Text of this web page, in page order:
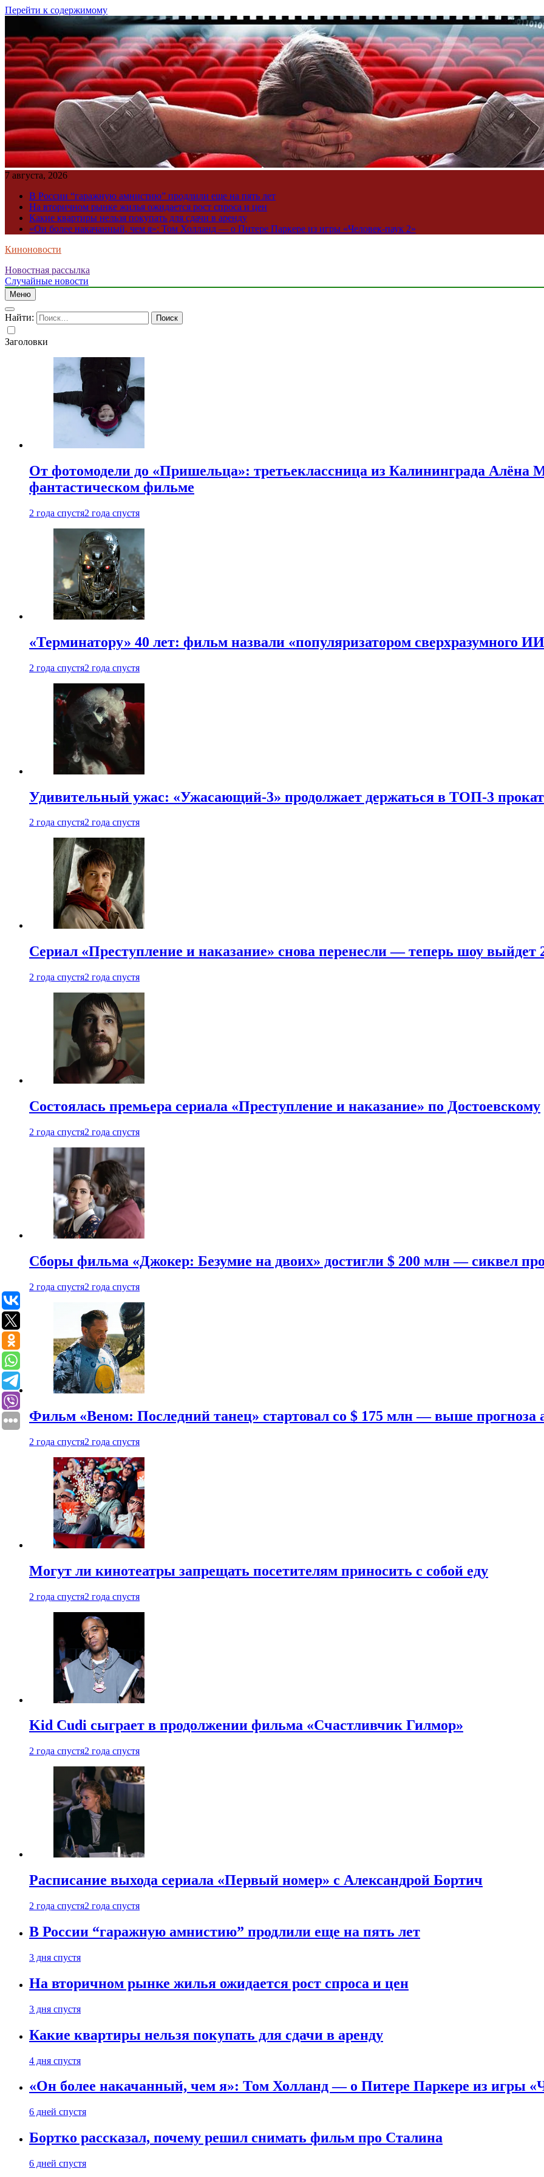
Перейти к содержимому
7 августа, 2026
В России “гаражную амнистию” продлили еще на пять лет
На вторичном рынке жилья ожидается рост спроса и цен
Какие квартиры нельзя покупать для сдачи в аренду
«Он более накачанный, чем я»: Том Холланд — о Питере Паркере из игры «Человек-паук 2»
Киноновости
Новостная рассылка
Случайные новости
Меню
Найти:
Заголовки
От фотомодели до «Пришельца»: третьеклассница из Калининграда Алёна
фантастическом фильме
2 года спустя2 года спустя
«Терминатору» 40 лет: фильм назвали «популяризатором сверхразумного
2 года спустя2 года спустя
Удивительный ужас: «Ужасающий-3» продолжает держаться в ТОП-3
2 года спустя2 года спустя
Сериал «Преступление и наказание» снова перенесли — теперь шоу выйдет
2 года спустя2 года спустя
Состоялась премьера сериала «Преступление и наказание» по Достоевскому
2 года спустя2 года спустя
Сборы фильма «Джокер: Безумие на двоих» достигли $ 200 млн — сиквел
2 года спустя2 года спустя
Фильм «Веном: Последний танец» стартовал со $ 175 млн — выше прогноза
2 года спустя2 года спустя
Могут ли кинотеатры запрещать посетителям приносить с собой еду
2 года спустя2 года спустя
Kid Cudi сыграет в продолжении фильма «Счастливчик Гилмор»
2 года спустя2 года спустя
Расписание выхода сериала «Первый номер» с Александрой Бортич
2 года спустя2 года спустя
В России “гаражную амнистию” продлили еще на пять лет
3 дня спустя
На вторичном рынке жилья ожидается рост спроса и цен
3 дня спустя
Какие квартиры нельзя покупать для сдачи в аренду
4 дня спустя
«Он более накачанный, чем я»: Том Холланд — о Питере Паркере из игры
6 дней спустя
Бортко рассказал, почему решил снимать фильм про Сталина
6 дней спустя